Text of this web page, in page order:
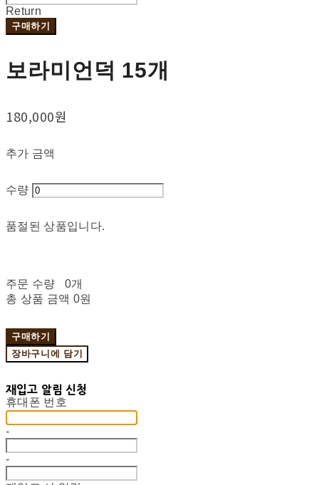
Return
구매하기
보라미언덕 15개
180,000원
추가 금액
수량
품절된 상품입니다.
주문 수량
0개
총 상품 금액 0원
구매하기
장바구니에 담기
재입고 알림 신청
휴대폰 번호
-
-